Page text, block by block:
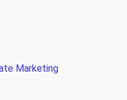
Marketing